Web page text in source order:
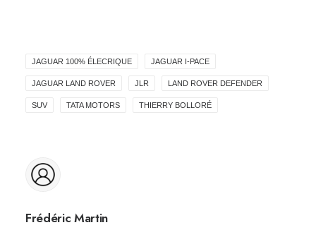
JAGUAR 100% ÉLECRIQUE JAGUAR I-PACE
JAGUAR LAND ROVER JLR LAND ROVER DEFENDER
SUV TATA MOTORS THIERRY BOLLORÉ
Frédéric Martin